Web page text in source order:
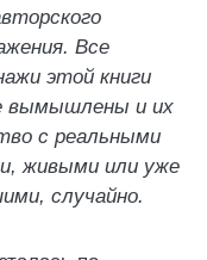
Все
этой книги
вымышлены и их
с реальными
живыми или уже
случайно.